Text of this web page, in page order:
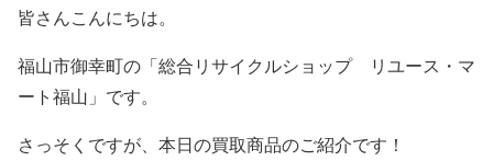
皆さんこんにちは。
福山市御幸町の「総合リサイクルショップ リユース・マ
ート福山」です。
さっそくですが、本日の買取商品のご紹介です！